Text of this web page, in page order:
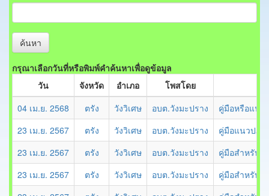
ค้นหา
กรุณาเลือกวันที่หรือพิมพ์คำค้นหาเพื่อดูข้อมูล
วัน
จังหวัด อำเภอ
โพสโดย
04 เม.ย. 2568
ตรัง วังวิเศษ อบต.วังมะปราง
คู่มือหรือแนว
23 เม.ย. 2567
ตรัง วังวิเศษ อบต.วังมะปราง
คู่มือแนวปฏิบั
23 เม.ย. 2567
ตรัง วังวิเศษ อบต.วังมะปราง
คู่มือสําหรับป
23 เม.ย. 2567
ตรัง วังวิเศษ อบต.วังมะปราง
คู่มือสําหรับป